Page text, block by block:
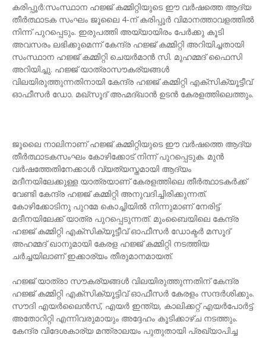
കരിപ്പൂര്‍:സംസ്ഥാന ഹജ്ജ് കമ്മിറ്റിയുടെ ഈ വർഷത്തെ ആദ്യ
തീർത്ഥാടക സംഘം ജൂലൈ 4-ന് കരിപ്പൂര്‍ വിമാനത്താവളത്തില്‍
നിന്ന് പുറപ്പെടും. ഇരുപത്തി അയ്യായിരം പേർക്കു കൂടി
അവസരം ലഭിക്കുമെന്ന് കേന്ദ്ര ഹജ്ജ് കമ്മിറ്റി അറിയിച്ചതായി
സംസ്ഥാന ഹജ്ജ് കമ്മിറ്റി ചെയർമാൻ സി. മുഹമ്മദ് ഫൈസി
അറിയിച്ചു. ഹജ്ജ് യാത്രാസൗകര്യങ്ങൾ
വിലയിരുത്തുന്നതിനായി കേന്ദ്ര ഹജ്ജ് കമ്മിറ്റി എക്സിക്യൂട്ടീവ്
ഓഫീസർ ഡോ. മഖ്സൂദ് അഹ്മദ്ഖാൻ ഉടൻ കേരളത്തിലെത്തും.
ജൂലൈ നാലിനാണ് ഹജ്ജ് കമ്മിറ്റിയുടെ ഈ വർഷത്തെ ആദ്യ
തീർത്ഥാടകസംഘം കോഴിക്കോട് നിന്ന് പുറപ്പെടുക. മുൻ
വർഷത്തേതിനേക്കാൾ വ്യത്യസ്തമായി ആദ്യം
മദീനയിലേക്കുള്ള യാത്രയാണ് കേരളത്തിലെ തീർത്ഥാടകർക്ക്
വേണ്ടി കേന്ദ്ര ഹജ്ജ് കമ്മിറ്റി അനുവദിച്ചിരിക്കുന്നത്.
കോഴിക്കോടിനു പുറമേ കൊച്ചിയിൽ നിന്നുമാണ് നേരിട്ട്
മദീനയിലേക്ക് യാത്ര പുറപ്പെടുന്നത്. മുംബൈയിലെ കേന്ദ്ര
ഹജ്ജ് കമ്മിറ്റി എക്സിക്യൂട്ടീവ് ഓഫീസർ ഡോക്ടർ മസൂദ്
അഹമ്മദ് ഖാനുമായി കേരള ഹജ്ജ് കമ്മിറ്റി നടത്തിയ
ചർച്ചയിലാണ് ഇക്കാര്യം തീരുമാനമായത്.
ഹജ്ജ് യാത്രാ സൗകര്യങ്ങൾ വിലയിരുത്തുന്നതിന് കേന്ദ്ര
ഹജ്ജ് കമ്മിറ്റി എക്സിക്യൂട്ടിവ് ഓഫീസർ കേരളം സന്ദർശിക്കും.
സൗദി എയർലൈൻസ്, എയർ ഇന്ത്യ, കാലിക്കറ്റ് എയർപോർട്ട്
അതോറിറ്റി എന്നിവരുമായും അദ്ദേഹം കൂടിക്കാഴ്ച നടത്തും.
കേന്ദ്ര വിദേശകാര്യ മന്ത്രാലയം പുതുതായി പ്രഖ്യാപിച്ച